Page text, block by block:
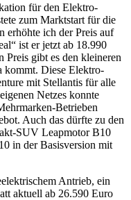
für den Elektro-
zum Marktstart für die
erhöhte ich der Preis auf
ist er jetzt ab 18.990
Preis gibt es den kleineren
kommt. Diese Elektro-
mit Stellantis für alle
Netzes konnte
Betrieben
Auch das dürfte zu den
SUV Leapmotor B10
in der Basisversion mit
Antrieb, ein
aktuell ab 26.590 Euro